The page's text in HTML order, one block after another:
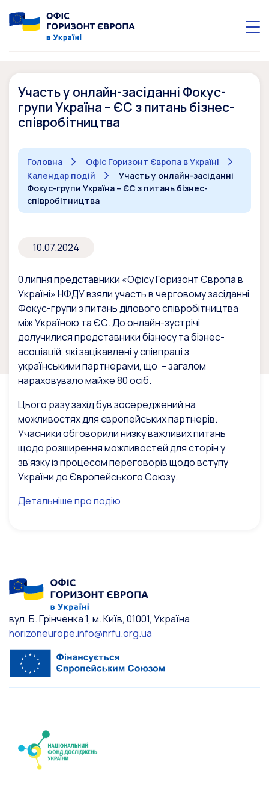
Участь у онлайн-засіданні Фокус-
групи Україна – ЄС з питань бізнес-
співробітництва
Головна
Офіс Горизонт Європа в Україні
Календар подій
Участь у онлайн-засіданні
Фокус-групи Україна – ЄС з питань бізнес-
співробітництва
10.07.2024
0 липня представники «Офісу Горизонт Європа в
Україні» НФДУ взяли участь в черговому засіданні
Фокус-групи з питань ділового співробітництва
між Україною та ЄС. До онлайн-зустрічі
долучилися представники бізнесу та бізнес-
асоціацій, які зацікавлені у співпраці з
українськими партнерами, що – загалом
нараховувало майже 80 осіб.
Цього разу захід був зосереджений на
можливостях для європейських партнерів.
Учасники обговорили низку важливих питань
щодо розширення можливостей для сторін у
зв’язку із процесом переговорів щодо вступу
України до Європейського Союзу.
Детальніше про подію
вул. Б. Грінченка 1, м. Київ, 01001, Україна
horizoneurope.info@nrfu.org.ua